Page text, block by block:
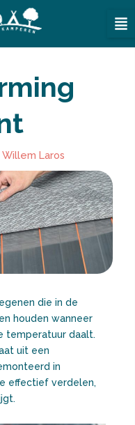
Willem Laros
die in de
houden wanneer
temperatuur daalt.
uit een
in
effectief verdelen,